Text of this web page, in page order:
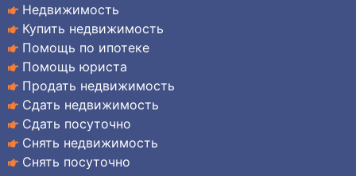
Недвижимость
Купить недвижимость
Помощь по ипотеке
Помощь юриста
Продать недвижимость
Сдать недвижимость
Сдать посуточно
Снять недвижимость
Снять посуточно